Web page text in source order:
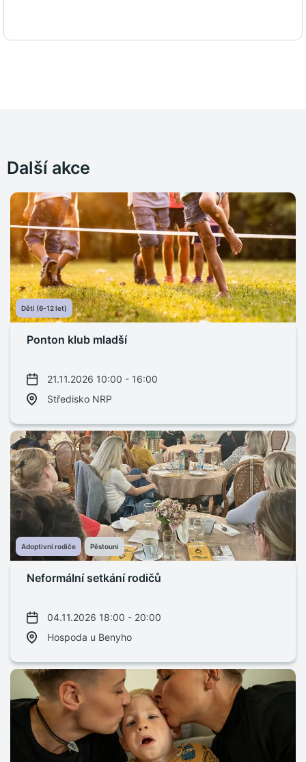
Další akce
Děti (6-12 let)
Ponton klub mladší
21.11.2026 10:00 - 16:00
Středisko NRP
Adoptivní rodiče Pěstouni
Neformální setkání rodičů
04.11.2026 18:00 - 20:00
Hospoda u Benyho